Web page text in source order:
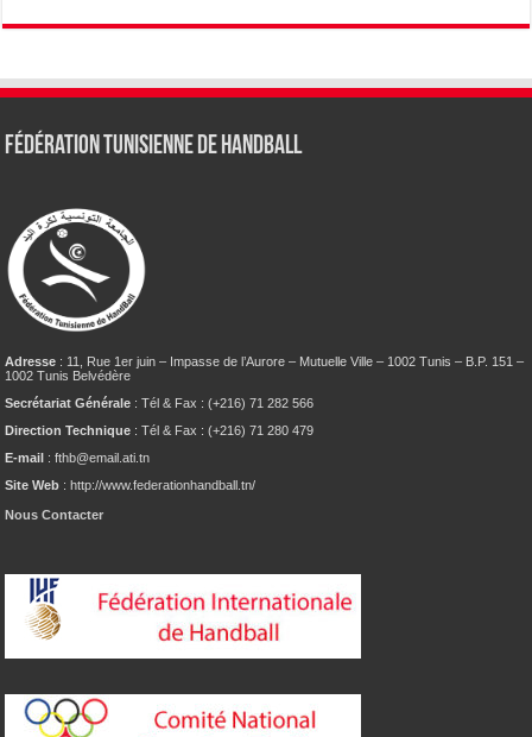
Fédération tunisienne de Handball
Adresse : 11, Rue 1er juin – Impasse de l’Aurore – Mutuelle Ville – 1002 Tunis – B.P. 151 –
1002 Tunis Belvédère
Secrétariat Générale : Tél & Fax : (+216) 71 282 566
Direction Technique : Tél & Fax : (+216) 71 280 479
E-mail : fthb@email.ati.tn
Site Web : http://www.federationhandball.tn/
Nous Contacter